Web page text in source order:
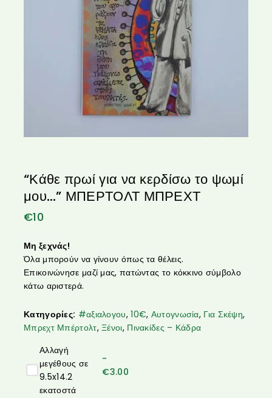
“Κάθε πρωί για να κερδίσω το ψωμί
μου…” ΜΠΕΡΤΟΛΤ ΜΠΡΕΧΤ
€10
Μη ξεχνάς!
Όλα μπορούν να γίνουν όπως τα θέλεις.
Επικοινώνησε μαζί μας, πατώντας το κόκκινο σύμβολο
κάτω αριστερά.
Κατηγορίες: #αξιαλογου,10€, Αυτογνωσία, Για Σκέψη,
Μπρεχτ Μπέρτολτ,Ξένοι, Πινακίδες – Κάδρα
Αλλαγή
μεγέθους σε
9.5x14.2
εκατοστά
-
€3.00